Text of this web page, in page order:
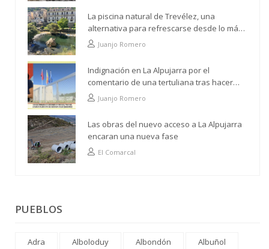
La piscina natural de Trevélez, una
alternativa para refrescarse desde lo más
altoJuanjo Romero
Indignación en La Alpujarra por el
comentario de una tertuliana tras hacer
alusión al analfabetismo con la comarca
Juanjo Romero
Las obras del nuevo acceso a La Alpujarra
encaran una nueva fase
El Comarcal
PUEBLOS
Adra Alboloduy Albondón
Albuñol